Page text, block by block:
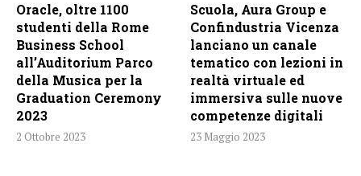
Oracle, oltre 1100
studenti della Rome
Business School
all’Auditorium Parco
della Musica per la
Graduation Ceremony
2023
2 Ottobre 2023
Scuola, Aura Group e
Confindustria Vicenza
lanciano un canale
tematico con lezioni in
realtà virtuale ed
immersiva sulle nuove
competenze digitali
23 Maggio 2023